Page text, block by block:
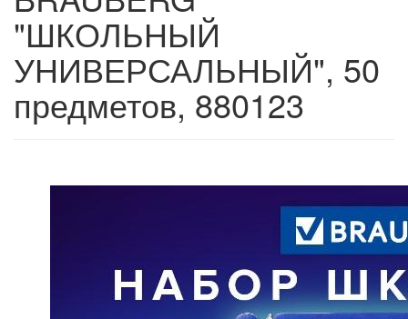
"ШКОЛЬНЫЙ
УНИВЕРСАЛЬНЫЙ", 50
предметов, 880123